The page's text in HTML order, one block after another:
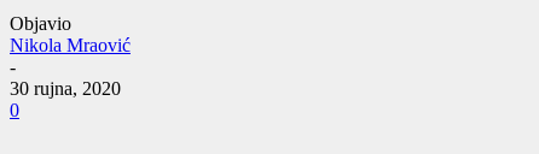
Objavio
Nikola Mraović
-
30 rujna, 2020
0